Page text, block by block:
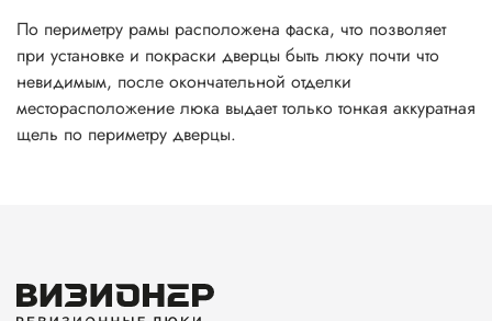
По периметру рамы расположена фаска, что позволяет
при установке и покраски дверцы быть люку почти что
невидимым, после окончательной отделки
месторасположение люка выдает только тонкая аккуратная
щель по периметру дверцы.